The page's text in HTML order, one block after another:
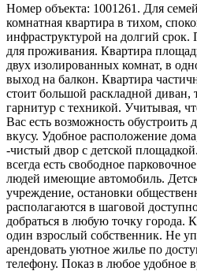
Номер объекта: 1001261. Для
комнатная квартира в тихом,
инфраструктурой на долгий срок.
для проживания. Квартира
двух изолированных комнат, в
выход на балкон. Квартира
стоит большой раскладной диван,
гарнитур с техникой. Учитывая,
Вас есть возможность обустроить
вкусу. Удобное расположение
-чистый двор с детской
всегда есть свободное
людей имеющие автомобиль.
учреждение, остановки
располагаются в шаговой
добраться в любую точку города.
один взрослый собственник. Не
арендовать уютное жилье по
телефону. Показ в любое удобное